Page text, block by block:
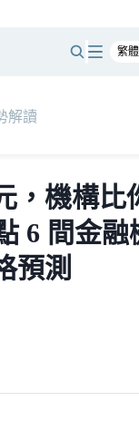
解讀
，機構比
6 間金融
預測